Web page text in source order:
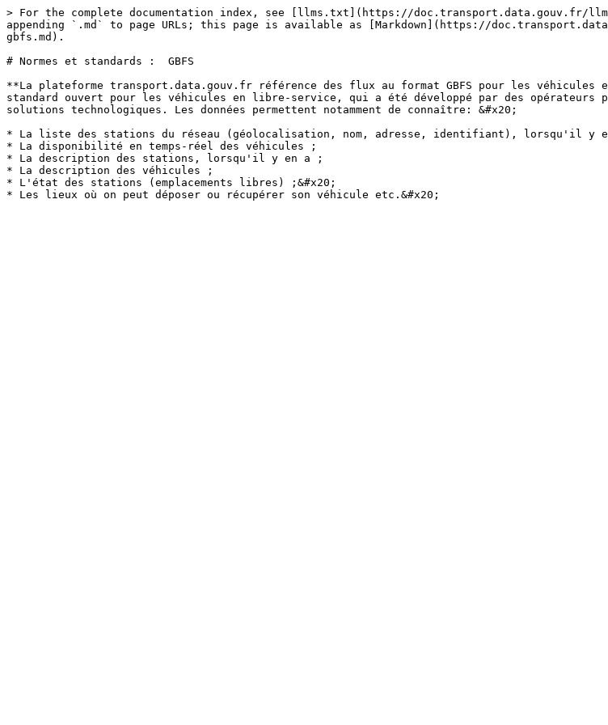
> For the complete documentation index, see [llms.txt](https://doc.transport.data.gouv.fr/
appending `.md` to page URLs; this page is available as [Markdown](https://
gbfs.md).
# Normes et standards :  GBFS
**La plateforme transport.data.gouv.fr référence des flux au format GBFS pour les
standard ouvert pour les véhicules en libre-service, qui a été développé par des
solutions technologiques. Les données permettent notamment de connaître: &#x20;
* La liste des stations du réseau (géolocalisation, nom, adresse, identifiant), lorsqu'il y
* La disponibilité en temps-réel des véhicules ;
* La description des stations, lorsqu'il y en a ;
* La description des véhicules ;
* L'état des stations (emplacements libres) ;&#x20;